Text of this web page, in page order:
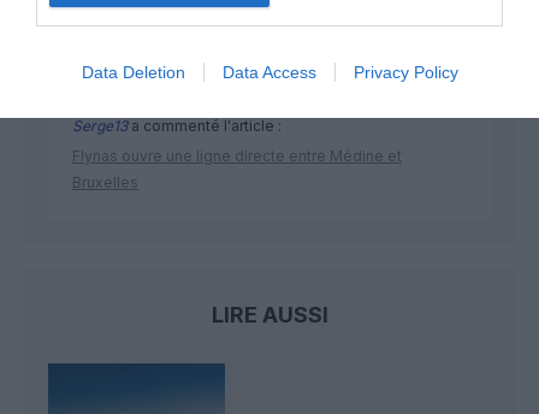
Data Deletion Data Access Privacy Policy
Contrôles aux frontières entre l’Espagne et l’Italie : des
Serge13a commenté l'article :
Flynas ouvre une ligne directe entre Médine et
Bruxelles
LIRE AUSSI